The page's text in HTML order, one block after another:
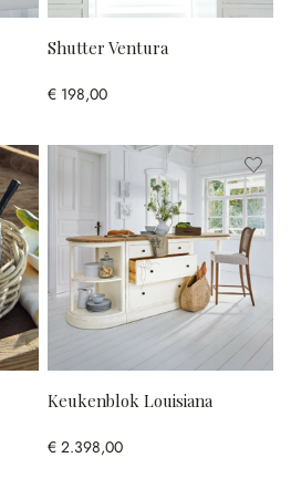
Shutter Ventura
€ 198,00
Keukenblok Louisiana
€ 2.398,00